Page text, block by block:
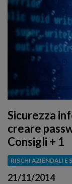
Sicurezza
creare
Consigli + 1
RISCHI AZIENDALI E
21/11/2014